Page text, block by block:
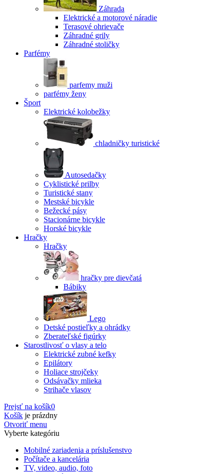
Záhrada
Elektrické a motorové náradie
Terasové ohrievače
Záhradné grily
Záhradné stoličky
Parfémy
parfemy muži
parfémy ženy
Šport
Elektrické kolobežky
chladničky turistické
Autosedačky
Cyklistické prilby
Turistické stany
Mestské bicykle
Bežecké pásy
Stacionárne bicykle
Horské bicykle
Hračky
Hračky
hračky pre dievčatá
Bábiky
Lego
Detské postieľky a ohrádky
Zberateľské figúrky
Starostlivosť o vlasy a telo
Elektrické zubné kefky
Epilátory
Holiace strojčeky
Odsávačky mlieka
Strihače vlasov
Prejsť na košík0
Košík je prázdny
Otvoriť menu
Vyberte kategóriu
Mobilné zariadenia a príslušenstvo
Počítače a kancelária
TV, video, audio, foto